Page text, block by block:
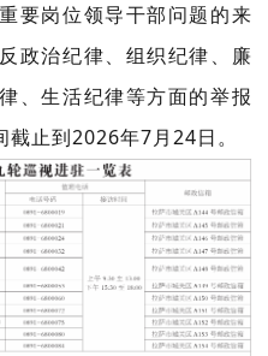
要岗位领导干部问题的来
政治纪律、组织纪律、廉
、生活纪律等方面的举报
止到2026年7月24日。